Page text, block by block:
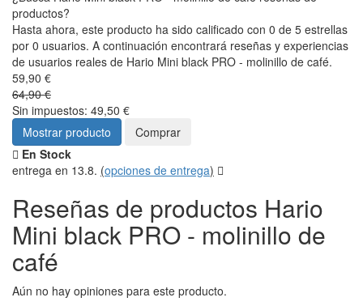
productos?
Hasta ahora, este producto ha sido calificado con 0 de 5 estrellas
por 0 usuarios. A continuación encontrará reseñas y experiencias
de usuarios reales de Hario Mini black PRO - molinillo de café.
59,90 €
64,90 €
Sin impuestos: 49,50 €
Mostrar producto
Comprar
En Stock
entrega en 13.8. (opciones de entrega)
Reseñas de productos Hario
Mini black PRO - molinillo de
café
Aún no hay opiniones para este producto.